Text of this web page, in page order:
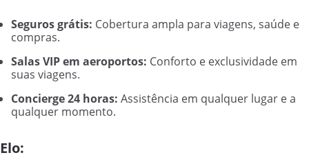
Seguros grátis: Cobertura ampla para viagens, saúde e
compras.
Salas VIP em aeroportos: Conforto e exclusividade em
suas viagens.
Concierge 24 horas: Assistência em qualquer lugar e a
qualquer momento.
Elo: